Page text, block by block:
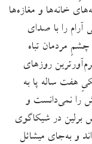
خانه‌ها و مغازه‌ها
را با صدای
مردمان تباه
روزهای
هفت ساله پا به
را نمی‌دانست و
برلین در شیکاگوی
و به‌جای میشائل